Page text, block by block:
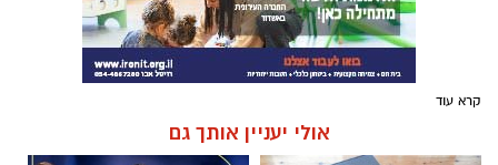
קרא עוד
אולי יעניין אותך גם